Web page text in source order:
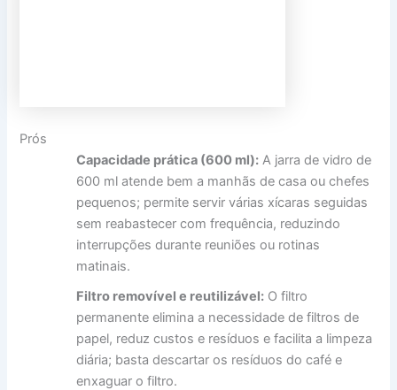
Prós
Capacidade prática (600 ml): A jarra de vidro de
600 ml atende bem a manhãs de casa ou chefes
pequenos; permite servir várias xícaras seguidas
sem reabastecer com frequência, reduzindo
interrupções durante reuniões ou rotinas
matinais.
Filtro removível e reutilizável: O filtro
permanente elimina a necessidade de filtros de
papel, reduz custos e resíduos e facilita a limpeza
diária; basta descartar os resíduos do café e
enxaguar o filtro.